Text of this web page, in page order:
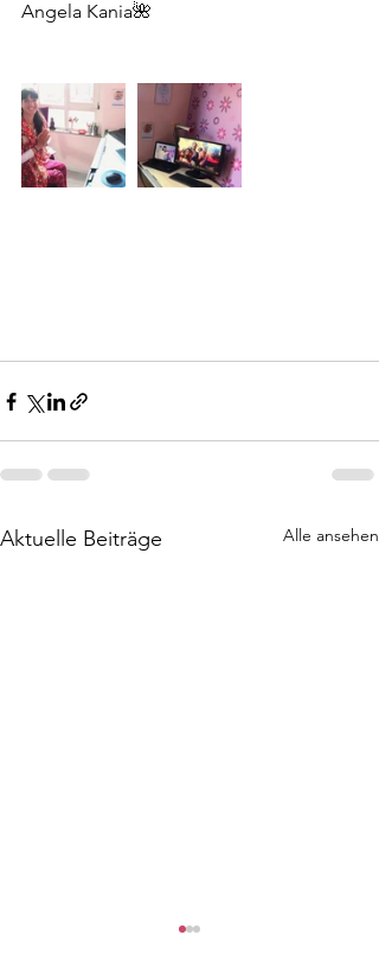
Angela Kania🌺
Aktuelle Beiträge Alle ansehen